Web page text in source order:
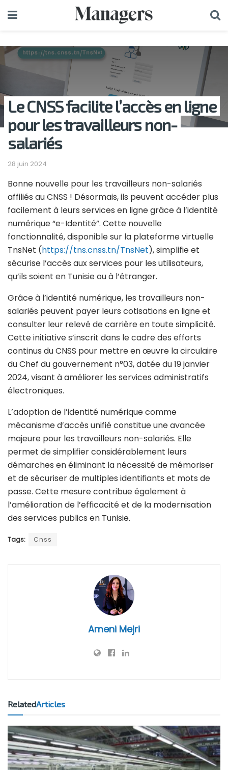
Le CNSS facilite l’accès en ligne
pour les travailleurs non-
salariés
28 juin 2024
Bonne nouvelle pour les travailleurs non-salariés
affiliés au CNSS ! Désormais, ils peuvent accéder plus
facilement à leurs services en ligne grâce à l’identité
numérique “e-Identité”. Cette nouvelle
fonctionnalité, disponible sur la plateforme virtuelle
TnsNet (https://tns.cnss.tn/TnsNet), simplifie et
sécurise l’accès aux services pour les utilisateurs,
qu’ils soient en Tunisie ou à l’étranger.
Grâce à l’identité numérique, les travailleurs non-
salariés peuvent payer leurs cotisations en ligne et
consulter leur relevé de carrière en toute simplicité.
Cette initiative s’inscrit dans le cadre des efforts
continus du CNSS pour mettre en œuvre la circulaire
du Chef du gouvernement n°03, datée du 19 janvier
2024, visant à améliorer les services administratifs
électroniques.
L’adoption de l’identité numérique comme
mécanisme d’accès unifié constitue une avancée
majeure pour les travailleurs non-salariés. Elle
permet de simplifier considérablement leurs
démarches en éliminant la nécessité de mémoriser
et de sécuriser de multiples identifiants et mots de
passe. Cette mesure contribue également à
l’amélioration de l’efficacité et de la modernisation
des services publics en Tunisie.
Tags: Cnss
Ameni Mejri
RelatedArticles